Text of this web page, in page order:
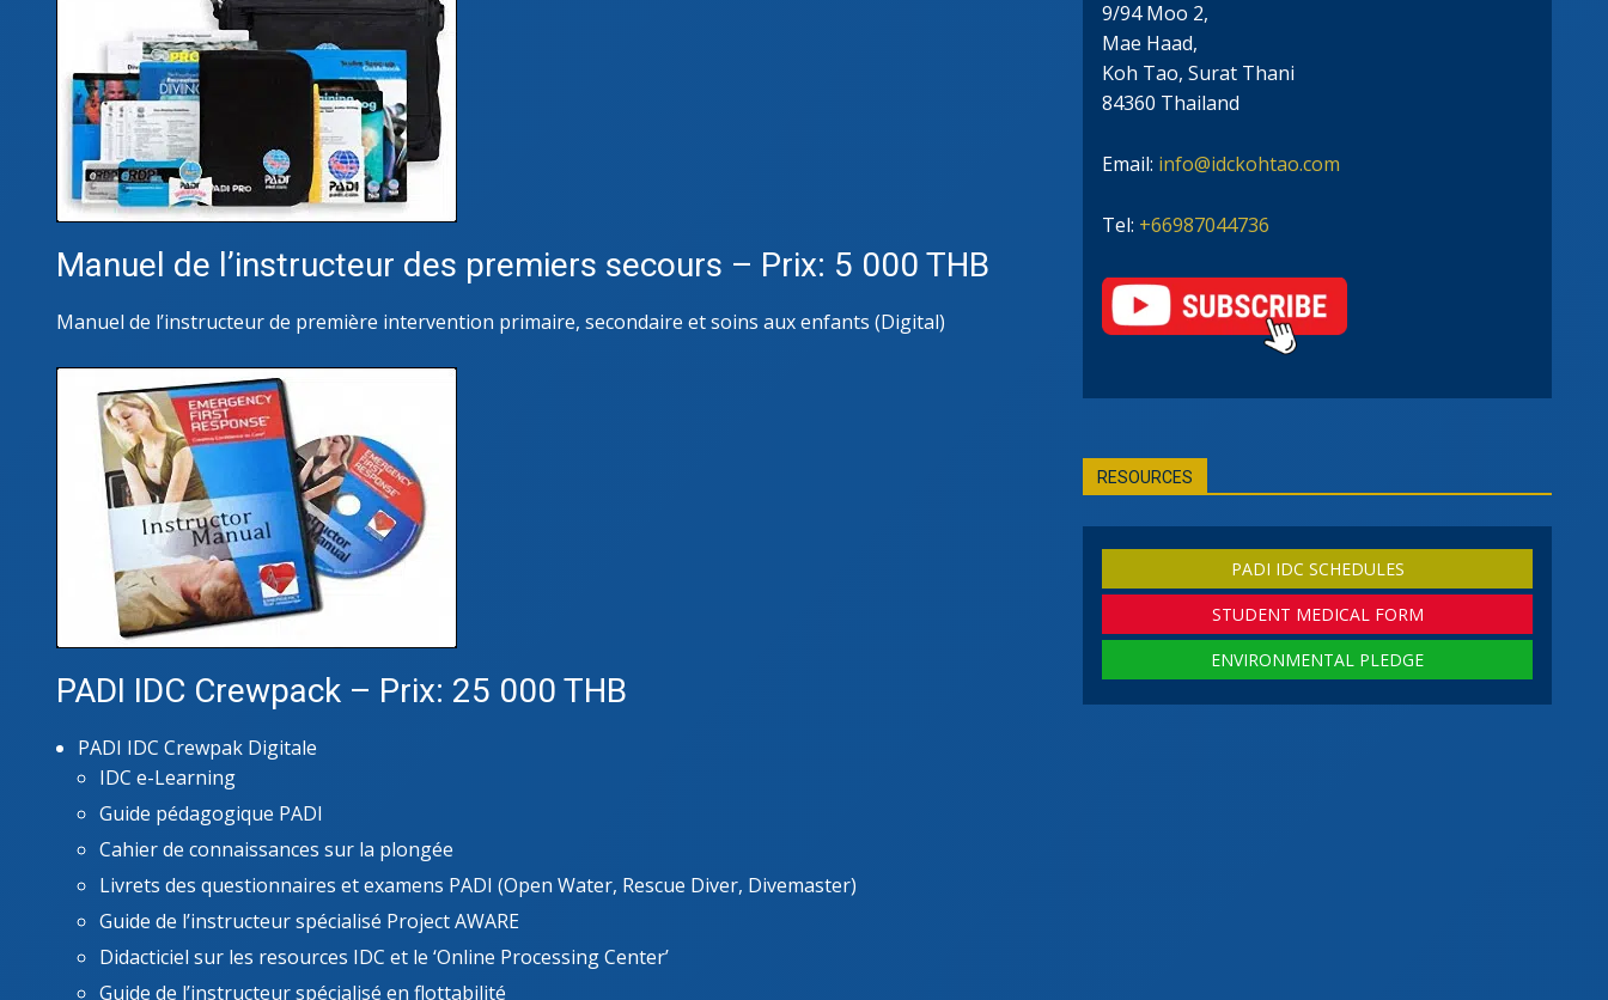
Manuel de l’instructeur des premiers secours – Prix: 5 000 THB
Manuel de l’instructeur de première intervention primaire, secondaire et soins aux enfants (Digital)
PADI IDC Crewpack – Prix: 25 000 THB
PADI IDC Crewpak Digitale
IDC e-Learning
Guide pédagogique PADI
Cahier de connaissances sur la plongée
Livrets des questionnaires et examens PADI (Open Water, Rescue Diver, Divemaster)
Guide de l’instructeur spécialisé Project AWARE
Didacticiel sur les resources IDC et le ‘Online Processing Center’
Guide de l’instructeur spécialisé en flottabilité
9/94 Moo 2,
Mae Haad,
Koh Tao, Surat Thani
84360 Thailand
Email: info@idckohtao.com
Tel: +66987044736
RESOURCES
PADI IDC SCHEDULES
STUDENT MEDICAL FORM
ENVIRONMENTAL PLEDGE